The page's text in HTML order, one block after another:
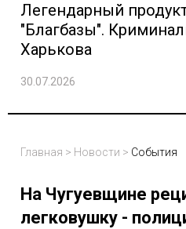
Легендарный
"Благбазы".
Харькова
30.07.2026
Главная > Новости > События
На Чугуевщине
легковушку -